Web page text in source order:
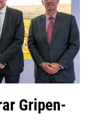
Gripen-